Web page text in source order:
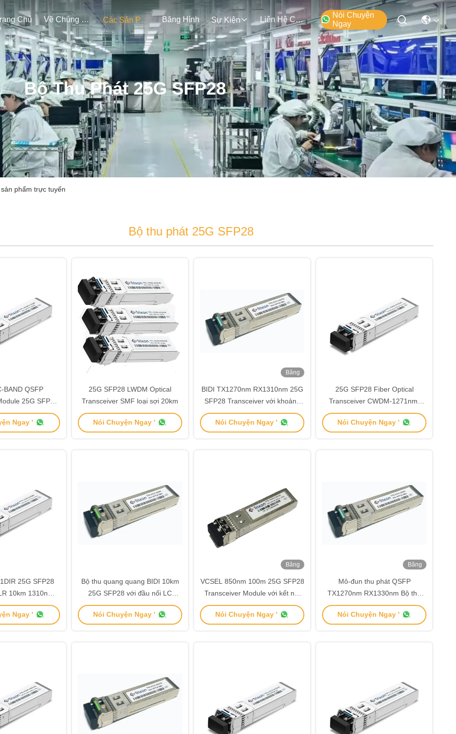
Chủ Về Chúng Tôi Các Sản Phẩm Băng Hình Sự Kiện Liên Hệ Chúng Tôi
Nói Chuyện
Ngay
Bộ Thu Phát 25G SFP28
phẩm trực tuyến
Bộ thu phát 25G SFP28
BAND QSFP
25G SFP28
3.3V
Ngay '
25G SFP28 LWDM Optical
Transceiver SMF loại sợi 20km
Nói Chuyện Ngay '
Băng
BIDI TX1270nm RX1310nm 25G
SFP28 Transceiver với khoảng
cách 10km TPB-X510-23DCR
Nói Chuyện Ngay '
25G SFP28 Fiber Optical
Transceiver CWDM-1271nm-
1371nm Độ dài sóng chế độ đơn
Nói Chuyện Ngay '
25G SFP28
10km 1310nm-
Ngay '
Bộ thu quang quang BIDI 10km
25G SFP28 với đầu nối LC
TX1310nm RX1270nm
Nói Chuyện Ngay '
Băng
VCSEL 850nm 100m 25G SFP28
Transceiver Module với kết nối
LC Duplex
Nói Chuyện Ngay '
Băng
Mô-đun thu phát QSFP
TX1270nm RX1330nm Bộ thu
phát quang 25G SFP28
Nói Chuyện Ngay '